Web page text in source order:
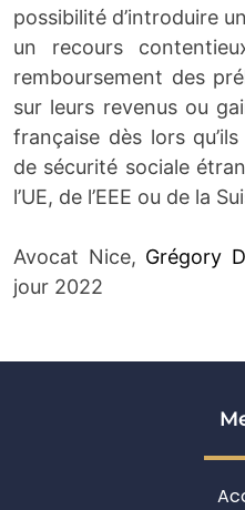
possibilité d’introduire
un recours
remboursement des
sur leurs revenus ou
française dès lors
de sécurité sociale
l’UE, de l’EEE ou de la
Avocat Nice, Grégory
jour 2022